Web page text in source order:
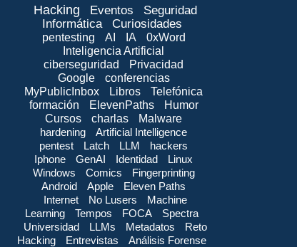
Hacking Eventos
Seguridad
Informática
Curiosidades
pentesting AI IA
0xWord
Inteligencia Artificial
ciberseguridad
Privacidad
Google
conferencias
MyPublicInbox
Libros
Telefónica
formación
ElevenPaths
Humor
Cursos
charlas
Malware
hardening
Artificial Intelligence
pentest
Latch LLM
hackers
Iphone
GenAI Identidad
Linux
Windows
Comics
Fingerprinting
Android
Apple
Eleven Paths
Internet
No Lusers
Machine
Learning
Tempos FOCA
Spectra
Universidad
LLMs Metadatos
Reto
Hacking
Entrevistas
Análisis Forense